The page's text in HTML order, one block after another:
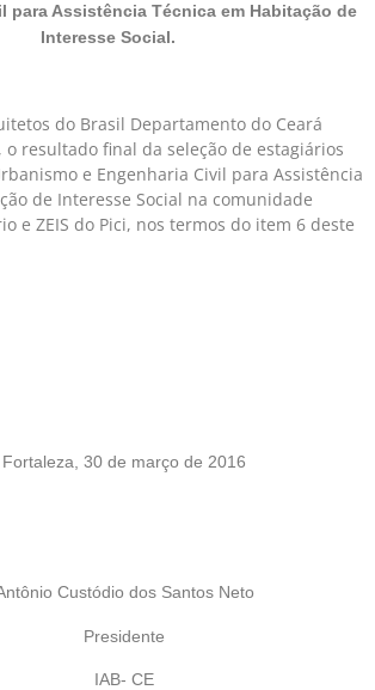
para Assistência Técnica em Habitação de
Interesse Social.
do Brasil Departamento do Ceará
, o resultado final da seleção de estagiários
e Engenharia Civil para Assistência
de Interesse Social na comunidade
e ZEIS do Pici, nos termos do item 6 deste
Fortaleza, 30 de março de 2016
Custódio dos Santos Neto
Presidente
IAB- CE